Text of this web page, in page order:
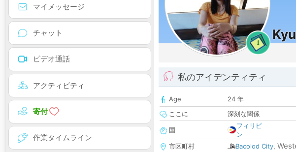
マイメッセージ
チャット
ビデオ通話
アクティビティ
寄付
作業タイムライン
1
私のアイデンティティ
Age
24 年
ここに
深刻な関係
国
フィリピ
ン
市区町村
Bacolod City,